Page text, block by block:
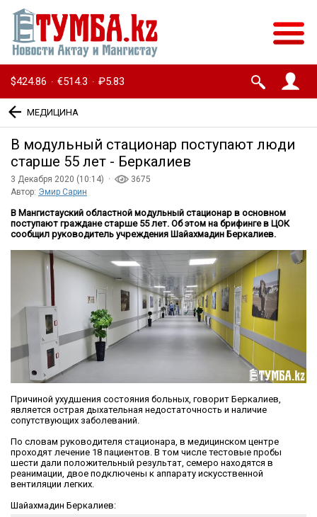
$424.86 · €514.3 · ₽5.83
МЕДИЦИНА
В модульный стационар поступают люди
старше 55 лет - Беркалиев
3 Декабря 2020 (10:14) ·
3675
Автор: Эмир Сарин
В Мангистауский областной модульный стационар в основном
поступают граждане старше 55 лет. Об этом на брифинге в ЦОК
сообщил руководитель учреждения Шайахмадин Беркалиев.
Причиной ухудшения состояния больных, говорит Беркалиев,
является острая дыхательная недостаточность и наличие
сопутствующих заболеваний.
По словам руководителя стационара, в медицинском центре
проходят лечение 18 пациентов. В том числе тестовые пробы
шести дали положительный результат, семеро находятся в
реанимации, двое подключены к аппарату искусственной
вентиляции легких.
Шайахмадин Беркалиев: